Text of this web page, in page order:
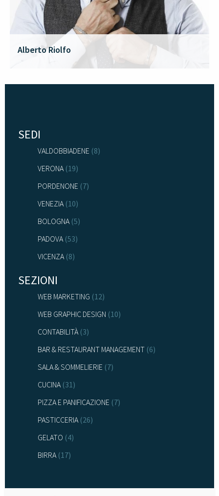
Alberto Riolfo
SEDI
VALDOBBIADENE (8)
VERONA(19)
PORDENONE (7)
VENEZIA(10)
BOLOGNA(5)
PADOVA(53)
VICENZA(8)
SEZIONI
WEB MARKETING (12)
WEB GRAPHIC DESIGN (10)
CONTABILITÀ(3)
BAR & RESTAURANT MANAGEMENT (6)
SALA & SOMMELIERIE (7)
CUCINA(31)
PIZZA E PANIFICAZIONE (7)
PASTICCERIA(26)
GELATO (4)
BIRRA(17)